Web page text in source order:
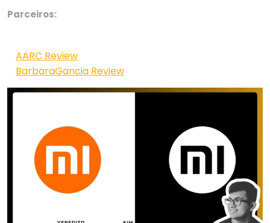
Parceiros:
AARC Review
BarbaraGancia Review